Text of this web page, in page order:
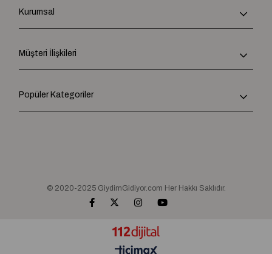
Kurumsal
Müşteri İlişkileri
Popüler Kategoriler
© 2020-2025 GiydimGidiyor.com Her Hakkı Saklıdır.